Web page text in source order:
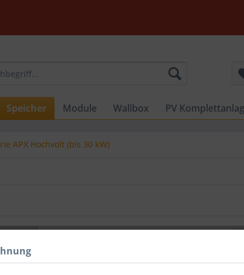
Speicher Module Wallbox PV
APX Hochvolt (bis 30 kW)